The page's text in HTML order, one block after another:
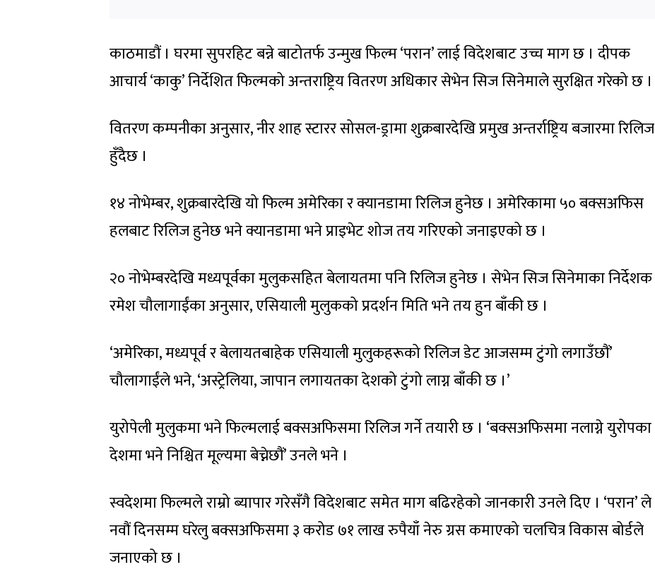
काठमाडौं । घरमा सुपरहिट बन्ने बाटोतर्फ उन्मुख फिल्म ‘परान’ लाई विदेशबाट उच्च माग छ । दीपक
आचार्य ‘काकु’ निर्देशित फिल्मको अन्तराष्ट्रिय वितरण अधिकार सेभेन सिज सिनेमाले सुरक्षित गरेको छ ।
वितरण कम्पनीका अनुसार, नीर शाह स्टारर सोसल-ड्रामा शुक्रबारदेखि प्रमुख अन्तर्राष्ट्रिय बजारमा रिलिज
हुँदैछ ।
१४ नोभेम्बर, शुक्रबारदेखि यो फिल्म अमेरिका र क्यानडामा रिलिज हुनेछ । अमेरिकामा ५० बक्सअफिस
२० नोभेम्बरदेखि मध्यपूर्वका मुलुकसहित बेलायतमा पनि रिलिज हुनेछ । सेभेन सिज सिनेमाका निर्देशक
रमेश चौलागाईंका अनुसार, एसियाली मुलुकको प्रदर्शन मिति भने तय हुन बाँकी छ ।